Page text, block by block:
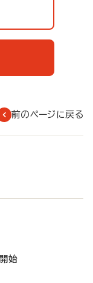
前のページに戻る
始